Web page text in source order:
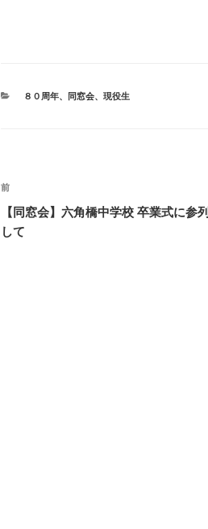
カ
８０周年、 同窓会、 現役生
投
稿
ナ
前
の
投
前
【同窓会】六角橋中学校 卒業式に参列
して